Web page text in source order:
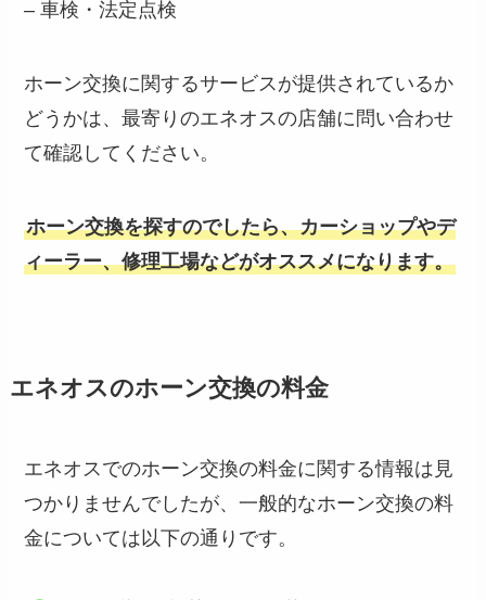
– 車検・法定点検
ホーン交換に関するサービスが提供されているか
どうかは、最寄りのエネオスの店舗に問い合わせ
て確認してください。
ホーン交換を探すのでしたら、カーショップやデ
ィーラー、修理工場などがオススメになります。
エネオスのホーン交換の料金
エネオスでのホーン交換の料金に関する情報は見
つかりませんでしたが、一般的なホーン交換の料
金については以下の通りです。